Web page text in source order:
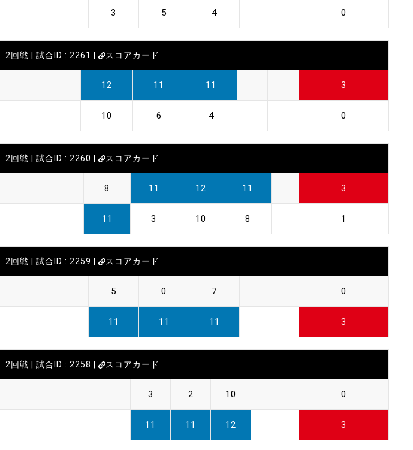
3 5 4 0
2回戦 | 試合ID : 2261 | スコアカード
12 11 11 3
10 6 4 0
2回戦 | 試合ID : 2260 | スコアカード
8 11 12 11 3
11 3 10 8 1
2回戦 | 試合ID : 2259 | スコアカード
5 0 7 0
11 11 11 3
2回戦 | 試合ID : 2258 | スコアカード
3 2 10 0
11 11 12 3